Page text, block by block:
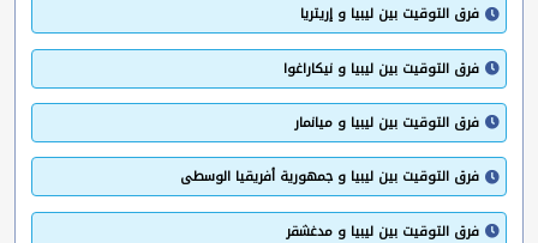
فرق التوقيت بين ليبيا و إريتريا
فرق التوقيت بين ليبيا و نيكاراغوا
فرق التوقيت بين ليبيا و ميانمار
فرق التوقيت بين ليبيا و جمهورية أفريقيا الوسطى
فرق التوقيت بين ليبيا و مدغشقر